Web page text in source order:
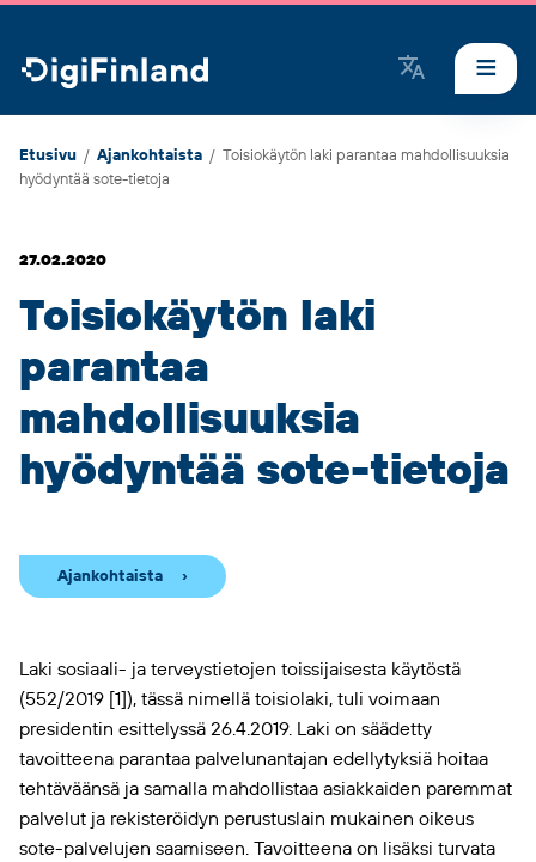
DigiFinland
Etusivu / Ajankohtaista / Toisiokäytön laki parantaa mahdollisuuksia
hyödyntää sote-tietoja
27.02.2020
Toisiokäytön laki
parantaa
mahdollisuuksia
hyödyntää sote-tietoja
Ajankohtaista
Laki sosiaali- ja terveystietojen toissijaisesta käytöstä
(552/2019 [1]), tässä nimellä toisiolaki, tuli voimaan
presidentin esittelyssä 26.4.2019. Laki on säädetty
tavoitteena parantaa palvelunantajan edellytyksiä hoitaa
tehtäväänsä ja samalla mahdollistaa asiakkaiden paremmat
palvelut ja rekisteröidyn perustuslain mukainen oikeus
sote-palvelujen saamiseen. Tavoitteena on lisäksi turvata